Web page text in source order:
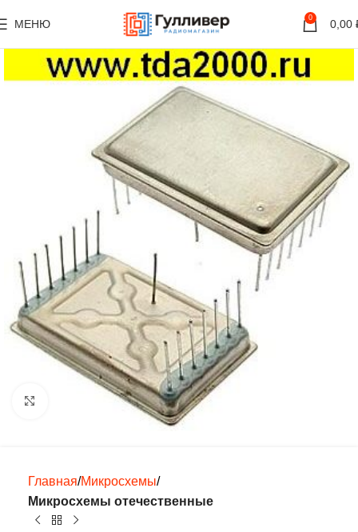
МЕНЮ 0 0,00
Нажмите, чтобы увеличить
Главная Микросхемы
Микросхемы отечественные